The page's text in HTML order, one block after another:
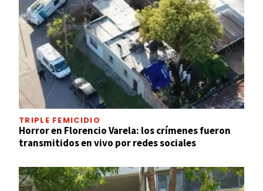
TRIPLE FEMICIDIO
Horror en Florencio Varela: los crímenes fueron
transmitidos en vivo por redes sociales